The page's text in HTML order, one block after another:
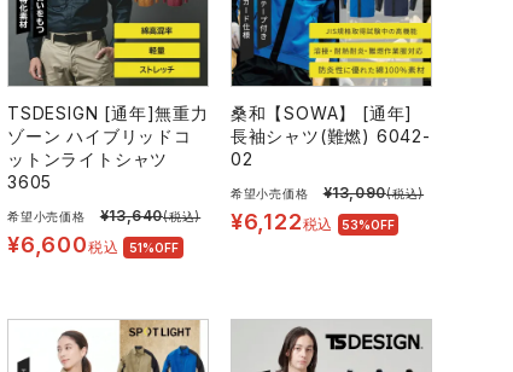
TSDESIGN [通年]無重力
ゾーン ハイブリッドコ
ットンライトシャツ
3605
希望小売価格 ¥13,640(税込)
¥6,600税込 51%OFF
桑和【SOWA】 [通年]
長袖シャツ(難燃) 6042-
02
希望小売価格 ¥13,090(税込)
¥6,122税込 53%OFF